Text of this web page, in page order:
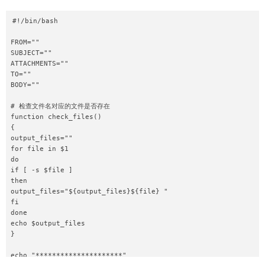
#!/bin/bash
FROM=""
SUBJECT=""
ATTACHMENTS=""
TO=""
BODY=""
# 检查文件名对应的文件是否存在
function check_files()
{
output_files=""
for file in $1
do
if [ -s $file ]
then
output_files="${output_files}${file} "
fi
done
echo $output_files
}
echo "*********************"